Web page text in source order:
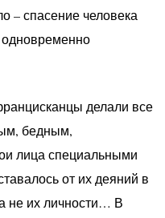
– спасение человека
одновременно
делали все
бедным,
лица специальными
от их деяний в
не их личности… В